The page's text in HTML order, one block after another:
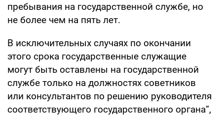
пребывания на государственной службе, но
не более чем на пять лет.
В исключительных случаях по окончании
этого срока государственные служащие
могут быть оставлены на государственной
службе только на должностях советников
или консультантов по решению руководителя
соответствующего государственного органа”,